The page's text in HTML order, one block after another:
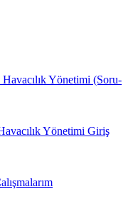
Yönetimi (Soru-
Yönetimi Giriş